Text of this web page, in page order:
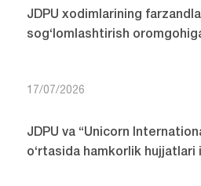
JDPU xodimlarining
sog‘lomlashtirish
17/07/2026
JDPU va “Unicorn
o‘rtasida hamkorlik hujjatlari